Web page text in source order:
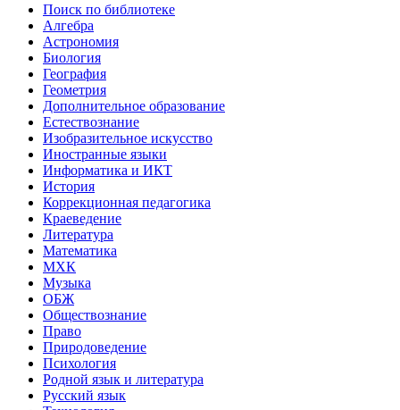
Поиск по библиотеке
Алгебра
Астрономия
Биология
География
Геометрия
Дополнительное образование
Естествознание
Изобразительное искусство
Иностранные языки
Информатика и ИКТ
История
Коррекционная педагогика
Краеведение
Литература
Математика
МХК
Музыка
ОБЖ
Обществознание
Право
Природоведение
Психология
Родной язык и литература
Русский язык